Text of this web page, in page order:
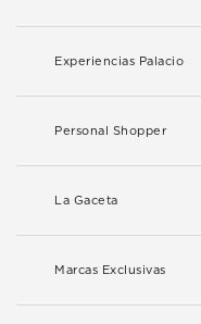
Experiencias Palacio
Personal Shopper
La Gaceta
Marcas Exclusivas